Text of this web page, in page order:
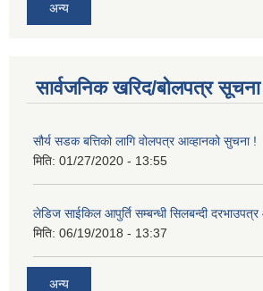
अन्य
सार्वजनिक खरिद/बोलपत्र सूचना
सौर्य सडक बत्तिको लागि वोलपत्र आव्हानको सुचना !
मिति: 01/27/2020 - 13:55
लेडिज साईकिल आपुर्ति सम्बन्धी सिलबन्दी
मिति: 06/19/2018 - 13:37
अन्य